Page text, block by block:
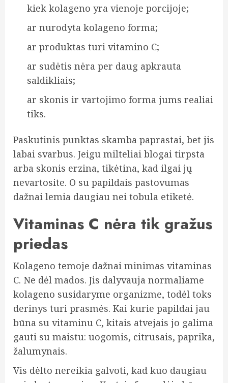
kiek kolageno yra vienoje porcijoje;
ar nurodyta kolageno forma;
ar produktas turi vitamino C;
ar sudėtis nėra per daug apkrauta
saldikliais;
ar skonis ir vartojimo forma jums realiai
tiks.
Paskutinis punktas skamba paprastai, bet jis
labai svarbus. Jeigu milteliai blogai tirpsta
arba skonis erzina, tikėtina, kad ilgai jų
nevartosite. O su papildais pastovumas
dažnai lemia daugiau nei tobula etiketė.
Vitaminas C nėra tik gražus
priedas
Kolageno temoje dažnai minimas vitaminas
C. Ne dėl mados. Jis dalyvauja normaliame
kolageno susidaryme organizme, todėl toks
derinys turi prasmės. Kai kurie papildai jau
būna su vitaminu C, kitais atvejais jo galima
gauti su maistu: uogomis, citrusais, paprika,
žalumynais.
Vis dėlto nereikia galvoti, kad kuo daugiau